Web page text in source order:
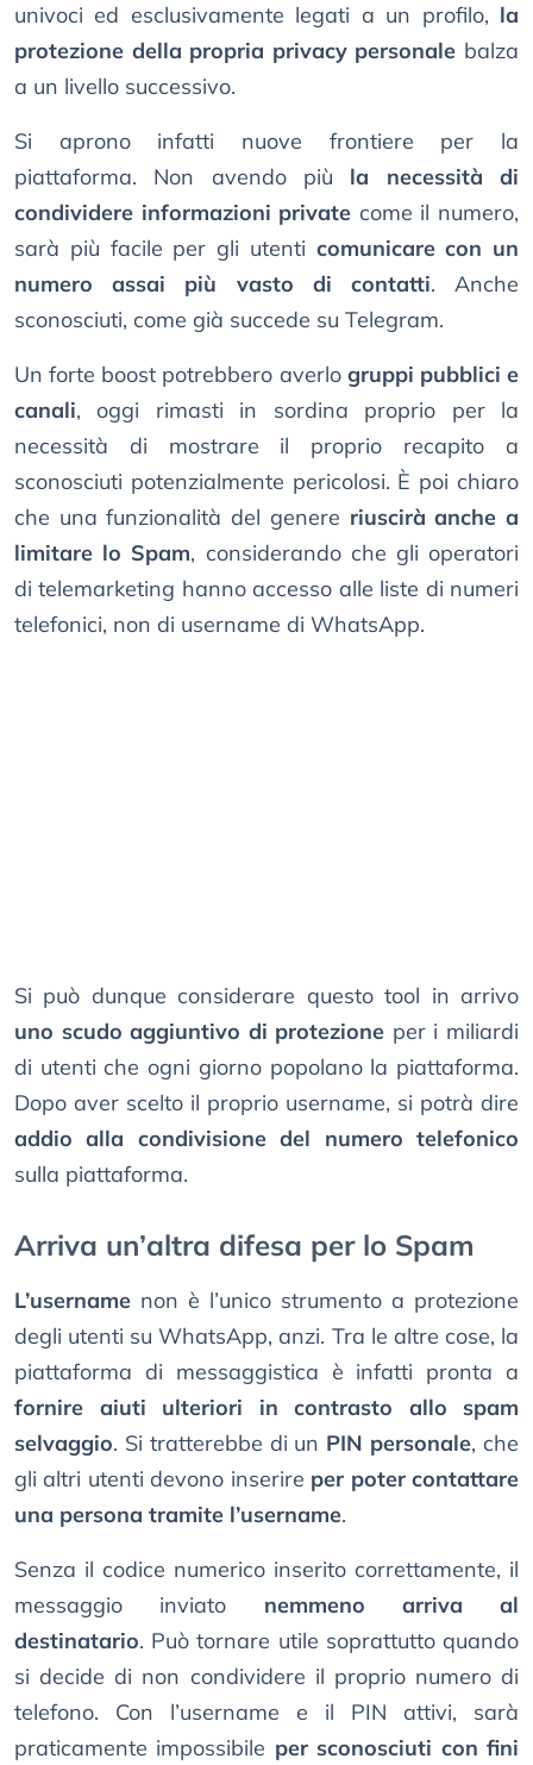
univoci ed esclusivamente legati a un profilo, la
protezione della propria privacy personale balza
a un livello successivo.
Si aprono infatti nuove frontiere per la
piattaforma. Non avendo più la necessità di
condividere informazioni private come il numero,
sarà più facile per gli utenti comunicare con un
numero assai più vasto di contatti. Anche
sconosciuti, come già succede su Telegram.
Un forte boost potrebbero averlo gruppi pubblici e
canali, oggi rimasti in sordina proprio per la
necessità di mostrare il proprio recapito a
sconosciuti potenzialmente pericolosi. È poi chiaro
che una funzionalità del genere riuscirà anche a
limitare lo Spam, considerando che gli operatori
di telemarketing hanno accesso alle liste di numeri
telefonici, non di username di WhatsApp.
Si può dunque considerare questo tool in arrivo
uno scudo aggiuntivo di protezione per i miliardi
di utenti che ogni giorno popolano la piattaforma.
Dopo aver scelto il proprio username, si potrà dire
addio alla condivisione del numero telefonico
sulla piattaforma.
Arriva un’altra difesa per lo Spam
L’username non è l’unico strumento a protezione
degli utenti su WhatsApp, anzi. Tra le altre cose, la
piattaforma di messaggistica è infatti pronta a
fornire aiuti ulteriori in contrasto allo spam
selvaggio. Si tratterebbe di un PIN personale, che
gli altri utenti devono inserire per poter contattare
una persona tramite l’username.
Senza il codice numerico inserito correttamente, il
messaggio inviato nemmeno arriva al
destinatario. Può tornare utile soprattutto quando
si decide di non condividere il proprio numero di
telefono. Con l’username e il PIN attivi, sarà
praticamente impossibile per sconosciuti con fini